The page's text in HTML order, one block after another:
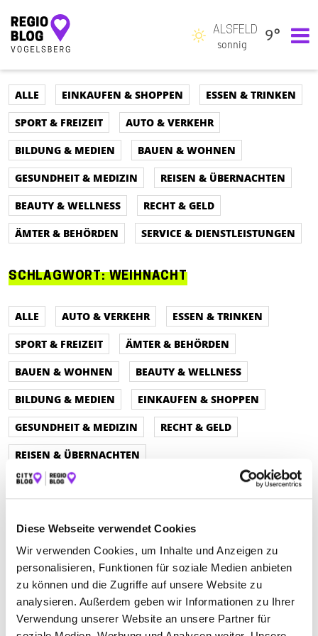
Diese Webseite verwendet Cookies
Wir verwenden Cookies, um Inhalte und Anzeigen zu
personalisieren, Funktionen für soziale Medien anbieten
zu können und die Zugriffe auf unsere Website zu
analysieren. Außerdem geben wir Informationen zu Ihrer
Verwendung unserer Website an unsere Partner für
Hauptnavigation
ALSFELD
sonnig
9°
ALLE EINKAUFEN & SHOPPEN
ESSEN & TRINKEN
SPORT & FREIZEIT
AUTO & VERKEHR
BILDUNG & MEDIEN
BAUEN & WOHNEN
GESUNDHEIT & MEDIZIN
REISEN & ÜBERNACHTEN
BEAUTY & WELLNESS
RECHT & GELD
ÄMTER & BEHÖRDEN
SERVICE & DIENSTLEISTUNGEN
SCHLAGWORT:WEIHNACHT
ALLE AUTO & VERKEHR
ESSEN & TRINKEN
SPORT & FREIZEIT
ÄMTER & BEHÖRDEN
BAUEN & WOHNEN
BEAUTY & WELLNESS
BILDUNG & MEDIEN
EINKAUFEN & SHOPPEN
GESUNDHEIT & MEDIZIN
RECHT & GELD
REISEN & ÜBERNACHTEN
SERVICE & DIENSTLEISTUNGEN